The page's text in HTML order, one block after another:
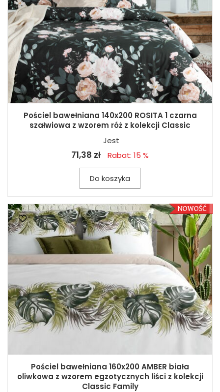
Pościel bawełniana 140x200 ROSITA 1 czarna
szałwiowa z wzorem róż z kolekcji Classic
Jest
71,38 zł Rabat: 15 %
Do koszyka
Pościel bawełniana 160x200 AMBER biała
oliwkowa z wzorem egzotycznych liści z kolekcji
Classic Family